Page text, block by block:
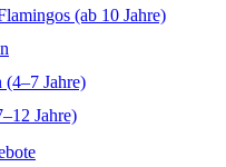
(ab 10 Jahre)
(4–7 Jahre)
Jahre)